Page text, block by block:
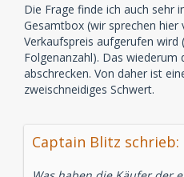
Die Frage finde ich auch sehr
Gesamtbox (wir sprechen
Verkaufspreis aufgerufen wird
Folgenanzahl). Das
abschrecken. Von daher ist
zweischneidiges Schwert.
Captain Blitz schrieb: